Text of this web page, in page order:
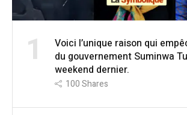
1
Voici l’unique raison qui
du gouvernement Suminwa
weekend dernier.
100Shares